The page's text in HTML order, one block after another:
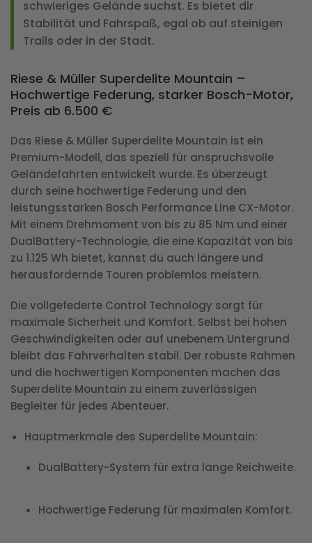
schwieriges Gelände suchst. Es bietet dir
Stabilität und Fahrspaß, egal ob auf steinigen
Trails oder in der Stadt.
Riese & Müller Superdelite Mountain –
Hochwertige Federung, starker Bosch-Motor,
Preis ab 6.500 €
Das Riese & Müller Superdelite Mountain ist ein
Premium-Modell, das speziell für anspruchsvolle
Geländefahrten entwickelt wurde. Es überzeugt
durch seine hochwertige Federung und den
leistungsstarken Bosch Performance Line CX-Motor.
Mit einem Drehmoment von bis zu 85 Nm und einer
DualBattery-Technologie, die eine Kapazität von bis
zu 1.125 Wh bietet, kannst du auch längere und
herausfordernde Touren problemlos meistern.
Die vollgefederte Control Technology sorgt für
maximale Sicherheit und Komfort. Selbst bei hohen
Geschwindigkeiten oder auf unebenem Untergrund
bleibt das Fahrverhalten stabil. Der robuste Rahmen
und die hochwertigen Komponenten machen das
Superdelite Mountain zu einem zuverlässigen
Begleiter für jedes Abenteuer.
Hauptmerkmale des Superdelite Mountain:
DualBattery-System für extra lange Reichweite.
Hochwertige Federung für maximalen Komfort.